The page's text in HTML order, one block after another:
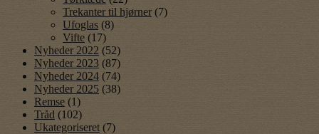
Trekanter til hjørner (7)
Ufoglas (8)
Vifte (17)
Nyheder 2022 (52)
Nyheder 2023 (87)
Nyheder 2024 (74)
Nyheder 2025 (38)
Remse (1)
Tråd (102)
Ukategoriseret (7)